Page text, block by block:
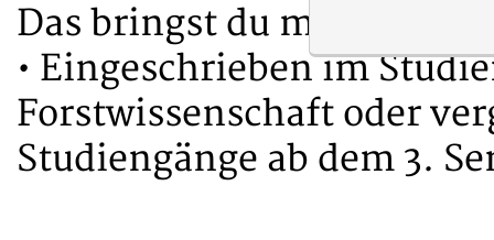
Das bringst du mit:
• Eingeschrieben im
Forstwissenschaft oder
Studiengänge ab dem 3.